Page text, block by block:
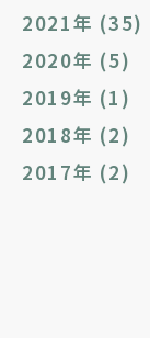
2021年 (35)
2020年 (5)
2019年 (1)
2018年 (2)
2017年 (2)